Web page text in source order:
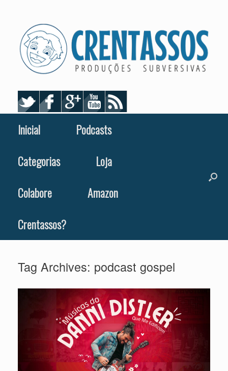
Inicial
Podcasts
Categorias
Loja
Colabore
Amazon
Crentassos?
Tag Archives: podcast gospel